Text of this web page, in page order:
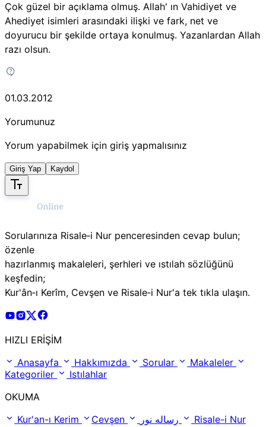
Çok güzel bir açıklama olmuş. Allah' ın Vahidiyet ve
Ahediyet isimleri arasındaki ilişki ve fark, net ve
doyurucu bir şekilde ortaya konulmuş. Yazanlardan Allah
razı olsun.
01.03.2012
Yorumunuz
Yorum yapabilmek için giriş yapmalısınız
Giriş Yap Kaydol
Sorularınıza Risale‑i Nur penceresinden cevap bulun;
özenle
hazırlanmış makaleleri, şerhleri ve ıstılah sözlüğünü
keşfedin;
Kur'ân‑ı Kerîm, Cevşen ve Risale‑i Nur'a tek tıkla ulaşın.
Risale Online Youtube Hesabı
Risale Online Instagram Hesabı
Risale Online X Hesabı
HIZLI ERİŞİM
Anasayfa
Hakkımızda Sorular
Makaleler
Kategoriler
Istılahlar
OKUMA
Kur'an-ı Kerim
Cevşen Risale-i Nur